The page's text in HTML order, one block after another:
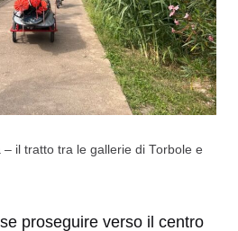
– il tratto tra le gallerie di Torbole e
proseguire verso il centro